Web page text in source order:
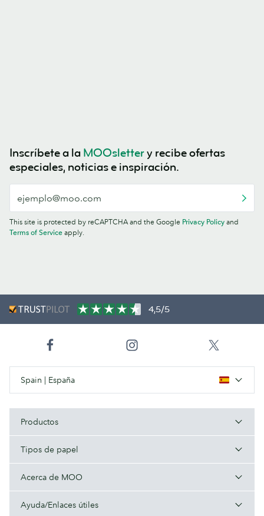
Inscríbete a la MOOslettery recibe ofertas
especiales, noticias e inspiración.
This site is protected by reCAPTCHA and the Google Privacy Policy and
Terms of Service apply.
4,5/5
Spain | España
Productos
Tipos de papel
Acerca de MOO
Ayuda/Enlaces útiles